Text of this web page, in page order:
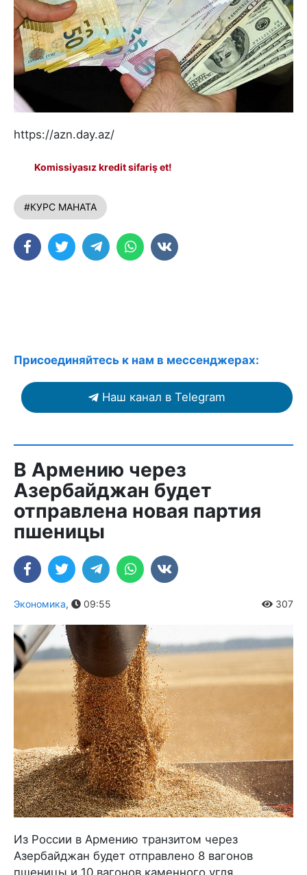
https://azn.day.az/
Komissiyasız kredit sifariş et!
#КУРС МАНАТА
Присоединяйтесь к нам в мессенджерах:
Наш канал в Telegram
В Армению через
Азербайджан будет
отправлена новая партия
пшеницы
Экономика, 09:55 307
Из России в Армению транзитом через
Азербайджан будет отправлено 8 вагонов
пшеницы и 10 вагонов каменного угля.